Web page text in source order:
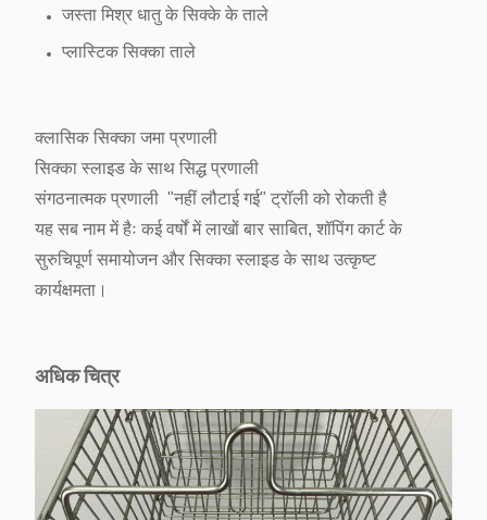
जस्ता मिश्र धातु के सिक्के के ताले
प्लास्टिक सिक्का ताले
क्लासिक सिक्का जमा प्रणाली
सिक्का स्लाइड के साथ सिद्ध प्रणाली
संगठनात्मक प्रणाली ️ "नहीं लौटाई गई" ट्रॉली को रोकती है
यह सब नाम में हैः कई वर्षों में लाखों बार साबित, शॉपिंग कार्ट के
सुरुचिपूर्ण समायोजन और सिक्का स्लाइड के साथ उत्कृष्ट
कार्यक्षमता।
अधिक चित्र